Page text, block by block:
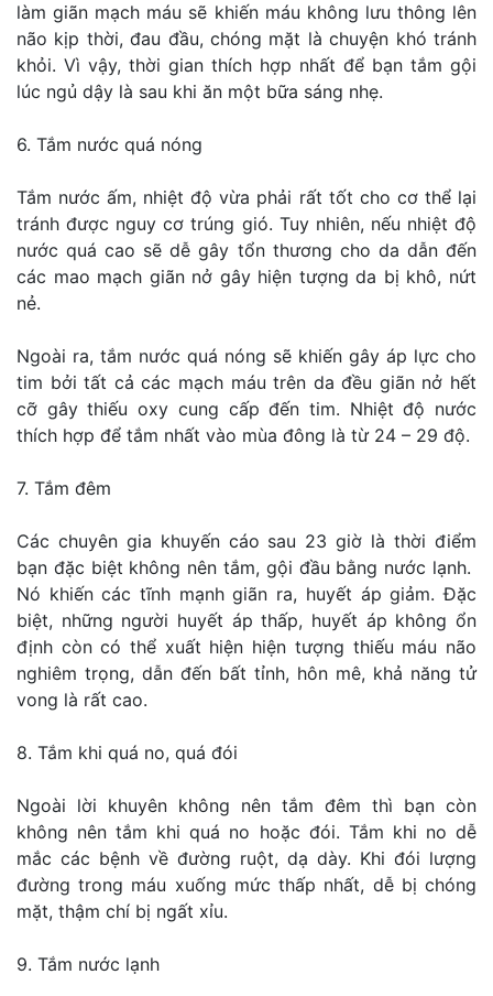
làm giãn mạch máu sẽ khiến máu không lưu thông lên
não kịp thời, đau đầu, chóng mặt là chuyện khó tránh
khỏi. Vì vậy, thời gian thích hợp nhất để bạn tắm gội
lúc ngủ dậy là sau khi ăn một bữa sáng nhẹ.
6. Tắm nước quá nóng
Tắm nước ấm, nhiệt độ vừa phải rất tốt cho cơ thể lại
tránh được nguy cơ trúng gió. Tuy nhiên, nếu nhiệt độ
nước quá cao sẽ dễ gây tổn thương cho da dẫn đến
các mao mạch giãn nở gây hiện tượng da bị khô, nứt
nẻ.
Ngoài ra, tắm nước quá nóng sẽ khiến gây áp lực cho
tim bởi tất cả các mạch máu trên da đều giãn nở hết
cỡ gây thiếu oxy cung cấp đến tim. Nhiệt độ nước
thích hợp để tắm nhất vào mùa đông là từ 24 – 29 độ.
7. Tắm đêm
Các chuyên gia khuyến cáo sau 23 giờ là thời điểm
bạn đặc biệt không nên tắm, gội đầu bằng nước lạnh.
Nó khiến các tĩnh mạnh giãn ra, huyết áp giảm. Đặc
biệt, những người huyết áp thấp, huyết áp không ổn
định còn có thể xuất hiện hiện tượng thiếu máu não
nghiêm trọng, dẫn đến bất tỉnh, hôn mê, khả năng tử
vong là rất cao.
8. Tắm khi quá no, quá đói
Ngoài lời khuyên không nên tắm đêm thì bạn còn
không nên tắm khi quá no hoặc đói. Tắm khi no dễ
mắc các bệnh về đường ruột, dạ dày. Khi đói lượng
đường trong máu xuống mức thấp nhất, dễ bị chóng
mặt, thậm chí bị ngất xỉu.
9. Tắm nước lạnh